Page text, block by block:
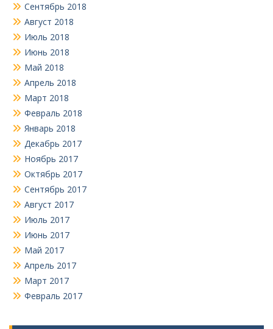
Сентябрь 2018
Август 2018
Июль 2018
Июнь 2018
Май 2018
Апрель 2018
Март 2018
Февраль 2018
Январь 2018
Декабрь 2017
Ноябрь 2017
Октябрь 2017
Сентябрь 2017
Август 2017
Июль 2017
Июнь 2017
Май 2017
Апрель 2017
Март 2017
Февраль 2017